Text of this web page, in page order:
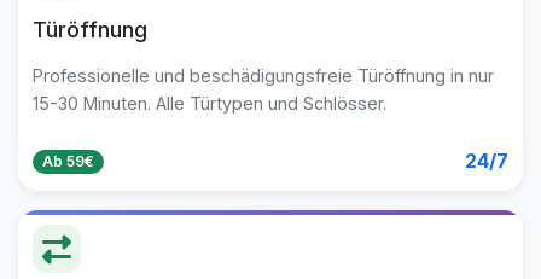
Türöffnung
Professionelle und beschädigungsfreie Türöffnung in nur
15-30 Minuten. Alle Türtypen und Schlösser.
Ab 59€ 24/7